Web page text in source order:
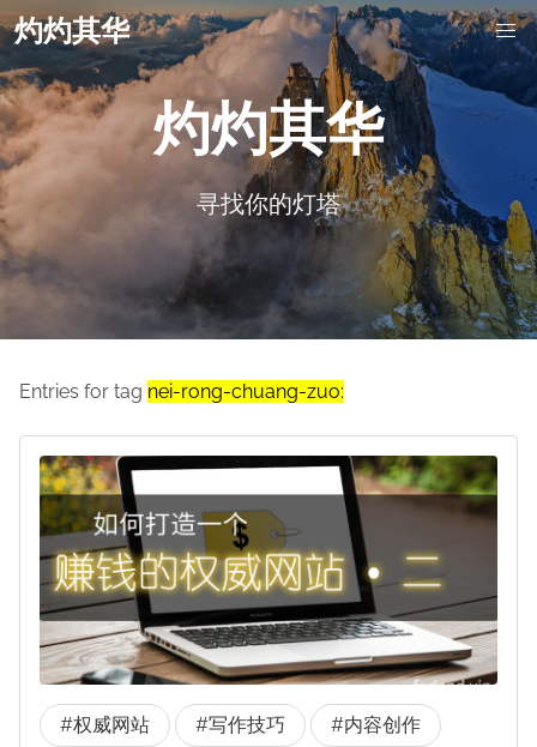
灼灼其华
灼灼其华
寻找你的灯塔
Entries for tag nei-rong-chuang-zuo:
#权威网站 #写作技巧 #内容创作